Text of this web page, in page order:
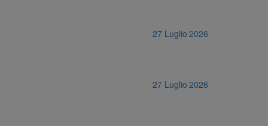
27 Luglio 2026
27 Luglio 2026